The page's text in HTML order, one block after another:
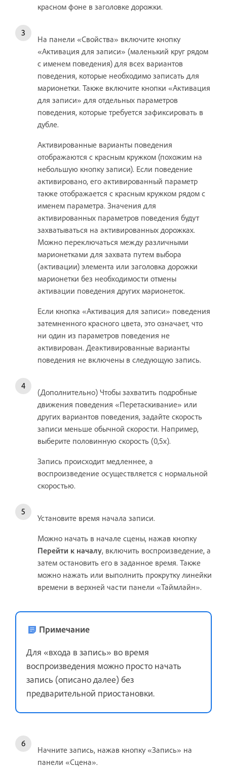
красном фоне в заголовке дорожки.
На панели «Свойства» включите кнопку
«Активация для записи» (маленький круг рядом
с именем поведения) для всех вариантов
поведения, которые необходимо записать для
марионетки. Также включите кнопки «Активация
для записи» для отдельных параметров
поведения, которые требуется зафиксировать в
дубле.
Активированные варианты поведения
отображаются с красным кружком (похожим на
небольшую кнопку записи). Если поведение
активировано, его активированный параметр
также отображается с красным кружком рядом с
именем параметра. Значения для
активированных параметров поведения будут
захватываться на активированных дорожках.
Можно переключаться между различными
марионетками для захвата путем выбора
(активации) элемента или заголовка дорожки
марионетки без необходимости отмены
активации поведения других марионеток.
Если кнопка «Активация для записи» поведения
затемненного красного цвета, это означает, что
ни один из параметров поведения не
активирован. Деактивированные варианты
поведения не включены в следующую запись.
(Дополнительно) Чтобы захватить подробные
движения поведения «Перетаскивание» или
других вариантов поведения, задайте скорость
записи меньше обычной скорости. Например,
выберите половинную скорость (0,5x).
Запись происходит медленнее, а
воспроизведение осуществляется с нормальной
скоростью.
Установите время начала записи.
Можно начать в начале сцены, нажав кнопку
Перейти к началу, включить воспроизведение, а
затем остановить его в заданное время. Также
можно нажать или выполнить прокрутку линейки
времени в верхней части панели «Таймлайн».
Примечание
Для «входа в запись» во время
воспроизведения можно просто начать
запись (описано далее) без
предварительной приостановки.
Начните запись, нажав кнопку «Запись» на
панели «Сцена».